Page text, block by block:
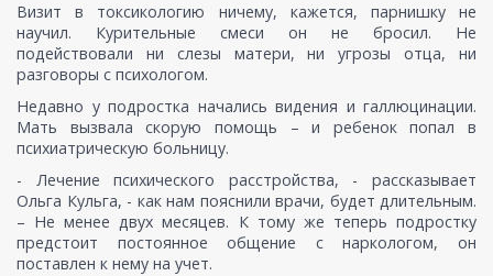
Визит в токсикологию ничему, кажется, парнишку не
научил. Курительные смеси он не бросил. Не
подействовали ни слезы матери, ни угрозы отца, ни
разговоры с психологом.
Недавно у подростка начались видения и галлюцинации.
Мать вызвала скорую помощь – и ребенок попал в
психиатрическую больницу.
- Лечение психического расстройства, - рассказывает
Ольга Кульга, - как нам пояснили врачи, будет длительным.
– Не менее двух месяцев. К тому же теперь подростку
предстоит постоянное общение с наркологом, он
поставлен к нему на учет.